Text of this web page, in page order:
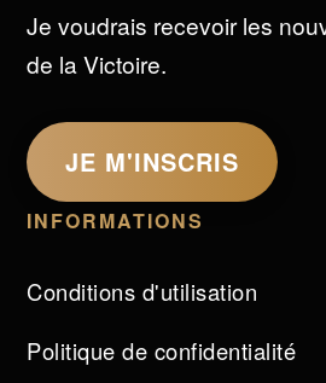
Je voudrais recevoir les
de la Victoire.
JE M'INSCRIS
INFORMATIONS
Conditions d'utilisation
Politique de confidentialité